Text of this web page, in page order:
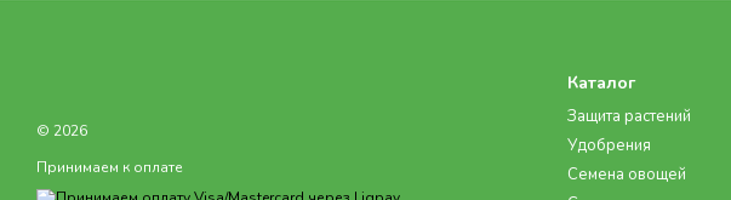
© 2026
Принимаем к оплате
Каталог
Защита растений
Удобрения
Семена овощей